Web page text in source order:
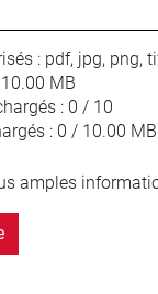
: pdf, jpg, png,
10.00 MB
: 0 / 10
: 0 / 10.00 MB
amples